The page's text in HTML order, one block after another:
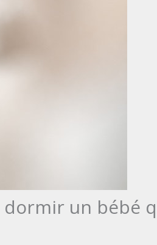
dormir un bébé